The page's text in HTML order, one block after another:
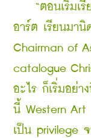
“ตอนเริ่มเ
อาร์ต เรียนมา
Chairman of
catalogue
อะไร ก็เริ่มอย่
นี้ Western Art
เป็น privilege